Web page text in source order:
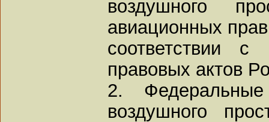
воздушного
авиационных
соответствии
правовых актов
2. Федеральные
воздушного